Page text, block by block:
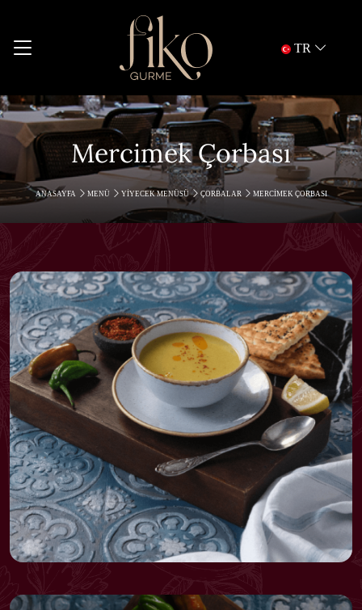
TR
Mercimek Çorbası
ANASAYFA MENÜ YIYECEK MENÜSÜ ÇORBALAR MERCIMEK ÇORBASI